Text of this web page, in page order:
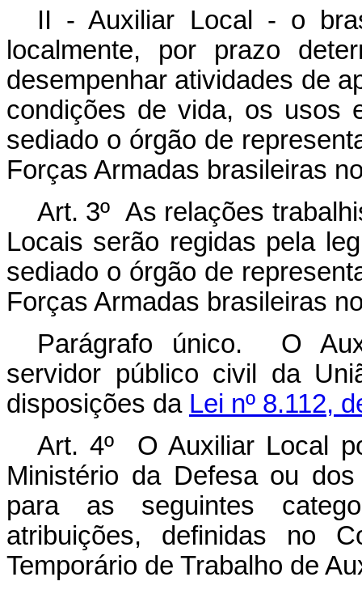
II - Auxiliar Local - o
localmente, por prazo
desempenhar atividades de
condições de vida, os usos
sediado o órgão de
Forças Armadas brasileiras
Art. 3º As relações
Locais serão regidas pela
sediado o órgão de
Forças Armadas brasileiras
Parágrafo único. O
servidor público civil da
disposições da Lei nº 8.112,
Art. 4º O Auxiliar Local
Ministério da Defesa ou
para as seguintes
atribuições, definidas no
Temporário de Trabalho de